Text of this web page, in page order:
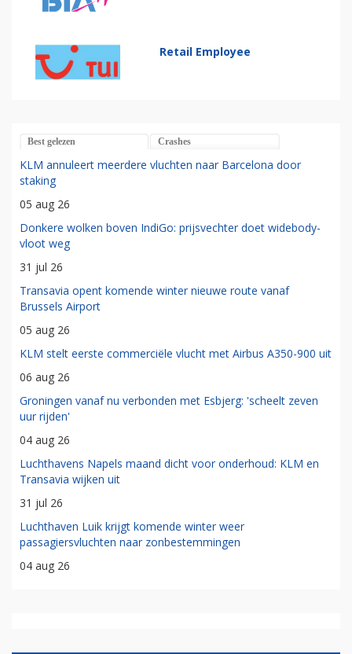
Retail Employee
Best gelezen Crashes
KLM annuleert meerdere vluchten naar Barcelona door
staking
05 aug 26
Donkere wolken boven IndiGo: prijsvechter doet widebody-
vloot weg
31 jul 26
Transavia opent komende winter nieuwe route vanaf
Brussels Airport
05 aug 26
KLM stelt eerste commerciële vlucht met Airbus A350-900 uit
06 aug 26
Groningen vanaf nu verbonden met Esbjerg: 'scheelt zeven
uur rijden'
04 aug 26
Luchthavens Napels maand dicht voor onderhoud: KLM en
Transavia wijken uit
31 jul 26
Luchthaven Luik krijgt komende winter weer
passagiersvluchten naar zonbestemmingen
04 aug 26